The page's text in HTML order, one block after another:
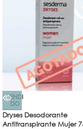
VENDI
DO
Dryses Desodorante
Antitranspirante Mujer